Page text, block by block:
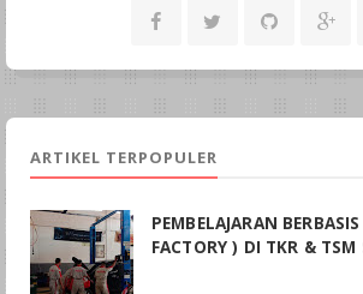
ARTIKEL TERPOPULER
PEMBELAJARAN
FACTORY ) DI TKR &